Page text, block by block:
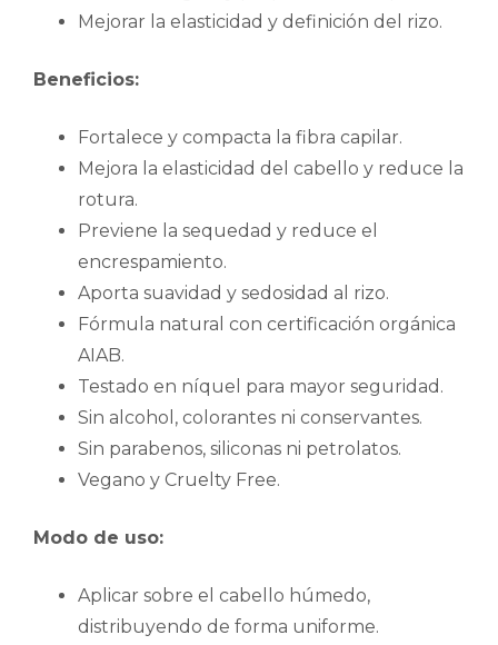
Mejorar la elasticidad y definición del rizo.
Beneficios:
Fortalece y compacta la fibra capilar.
Mejora la elasticidad del cabello y reduce la
rotura.
Previene la sequedad y reduce el
encrespamiento.
Aporta suavidad y sedosidad al rizo.
Fórmula natural con certificación orgánica
AIAB.
Testado en níquel para mayor seguridad.
Sin alcohol, colorantes ni conservantes.
Sin parabenos, siliconas ni petrolatos.
Vegano y Cruelty Free.
Modo de uso:
Aplicar sobre el cabello húmedo,
distribuyendo de forma uniforme.